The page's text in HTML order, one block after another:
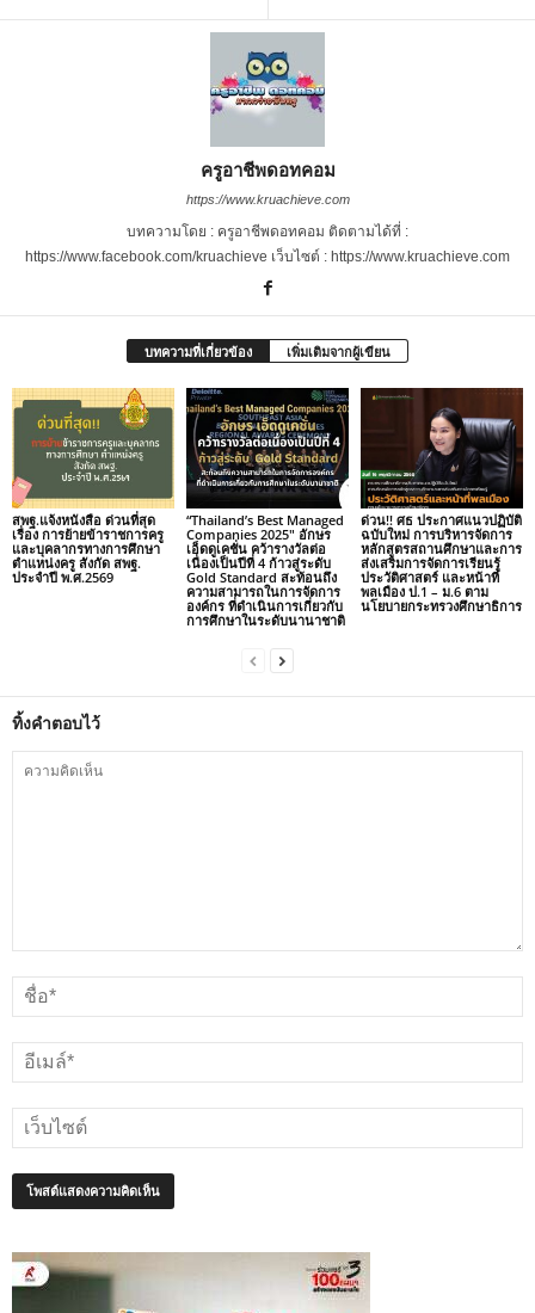
ครูอาชีพดอทคอม
https://www.kruachieve.com
บทความโดย : ครูอาชีพดอทคอม ติดตามได้ที่ :
https://www.facebook.com/kruachieve เว็บไซต์ : https://www.kruachieve.com
บทความที่เกี่ยวข้อง เพิ่มเติมจากผู้เขียน
สพฐ.แจ้งหนังสือ ด่วนที่สุด
เรื่อง การย้ายข้าราชการครู
และบุคลากรทางการศึกษา
ตำแหน่งครู สังกัด สพฐ.
ประจำปี พ.ศ.2569
“Thailand’s Best Managed
Companies 2025″ อักษร
เอ็ดดูเคชั่น คว้ารางวัลต่อ
เนื่องเป็นปีที่ 4 ก้าวสู่ระดับ
Gold Standard สะท้อนถึง
ความสามารถในการจัดการ
องค์กร ที่ดำเนินการเกี่ยวกับ
การศึกษาในระดับนานาชาติ
ด่วน!! ศธ ประกาศแนวปฏิบัติ
ฉบับใหม่ การบริหารจัดการ
หลักสูตรสถานศึกษาและการ
ส่งเสริมการจัดการเรียนรู้
ประวัติศาสตร์ และหน้าที่
พลเมือง ป.1 – ม.6 ตาม
นโยบายกระทรวงศึกษาธิการ
ทิ้งคำตอบไว้